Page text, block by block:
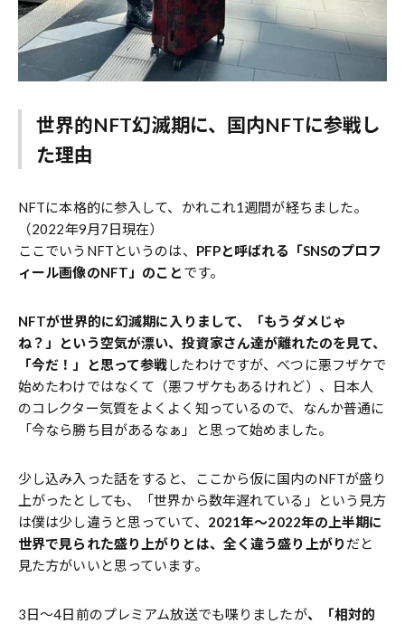
世界的NFT幻滅期に、国内NFTに参戦し
た理由
NFTに本格的に参入して、かれこれ1週間が経ちました。
（2022年9月7日現在）
ここでいうNFTというのは、 PFPと呼ばれる「SNSのプロフ
ィール画像のNFT」のこと です。
NFTが世界的に幻滅期に入りまして、「もうダメじゃ
ね？」という空気が漂い、投資家さん達が離れたのを見て、
「今だ！」と思って参戦したわけですが、べつに悪フザケで
始めたわけではなくて（悪フザケもあるけれど）、日本人
のコレクター気質をよくよく知っているので、なんか普通に
「今なら勝ち目があるなぁ」と思って始めました。
少し込み入った話をすると、ここから仮に国内のNFTが盛り
上がったとしても、「世界から数年遅れている」という見方
は僕は少し違うと思っていて、 2021年〜2022年の上半期に
世界で見られた盛り上がりとは、全く違う盛り上がり だと
見た方がいいと思っています。
3日〜4日前のプレミアム放送でも喋りましたが、「相対的